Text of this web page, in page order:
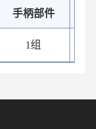
手柄部件
1组